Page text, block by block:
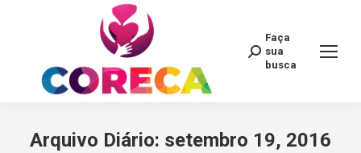
Search:
Faça
sua
busca
Arquivo Diário: setembro 19, 2016